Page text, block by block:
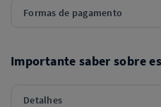
Formas de pagamento
Importante saber sobre
Detalhes